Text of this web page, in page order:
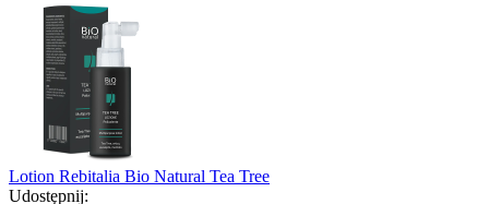
Lotion Rebitalia Bio Natural Tea Tree
Udostępnij: